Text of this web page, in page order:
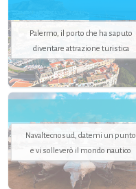
Palermo, il porto che ha saputo
diventare attrazione turistica
Navaltecnosud, datemi un punto
e vi solleverò il mondo nautico